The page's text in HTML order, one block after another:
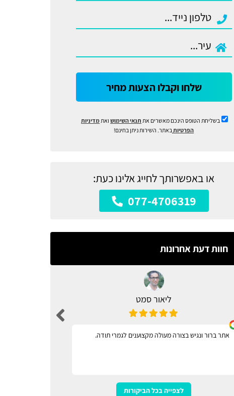
שלחו וקבלו הצעות מחיר
בשליחת הטופס הינכם מאשרים את תנאי השימושואתמדיניות
הפרטיותבאתר. השירות ניתן בחינם!
או באפשרותך לחייג אלינו כעת:
077-4706319
חוות דעת אחרונות
ליאור סמט
אתר ברור ונגיש בצורה מעולה מקצוענים לגמרי תודה.
לצפייה בכל הביקורות